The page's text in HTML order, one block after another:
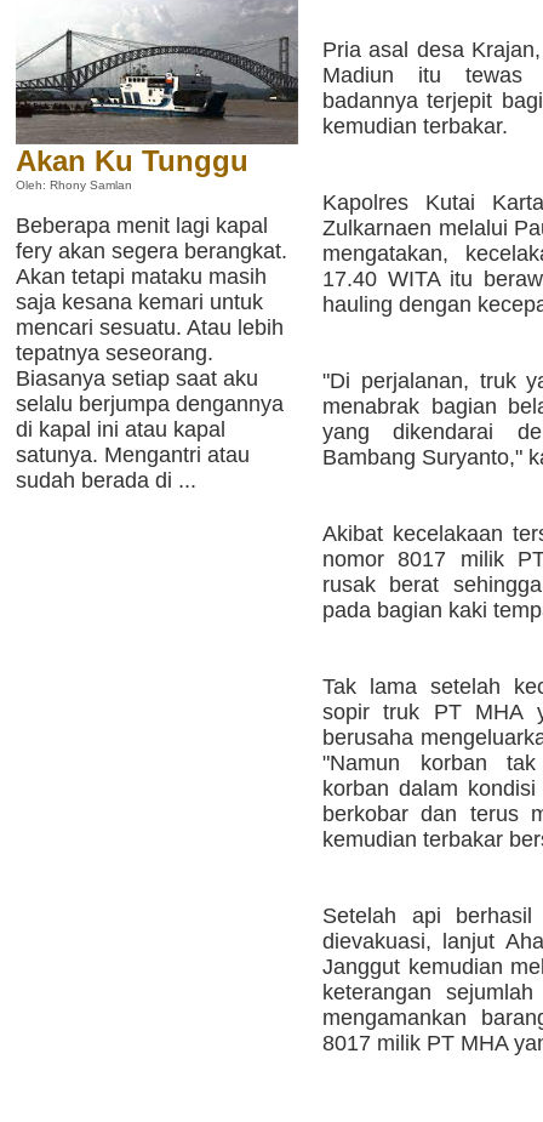
Akan Ku Tunggu
Oleh: Rhony Samlan
Beberapa menit lagi kapal
fery akan segera berangkat.
Akan tetapi mataku masih
saja kesana kemari untuk
mencari sesuatu. Atau lebih
tepatnya seseorang.
Biasanya setiap saat aku
selalu berjumpa dengannya
di kapal ini atau kapal
satunya. Mengantri atau
sudah berada di ...
Pria asal desa
Madiun itu tewas
badannya terjepit
kemudian terbakar.
Kapolres Kutai
Zulkarnaen melalui
mengatakan,
17.40 WITA itu
hauling dengan
"Di perjalanan, truk
menabrak bagian
yang dikendarai
Bambang Suryanto,"
Akibat kecelakaan
nomor 8017 milik
rusak berat
pada bagian kaki
Tak lama setelah
sopir truk PT MHA
berusaha
"Namun korban
korban dalam
berkobar dan terus
kemudian terbakar
Setelah api
dievakuasi, lanjut
Janggut kemudian
keterangan
mengamankan
8017 milik PT MHA